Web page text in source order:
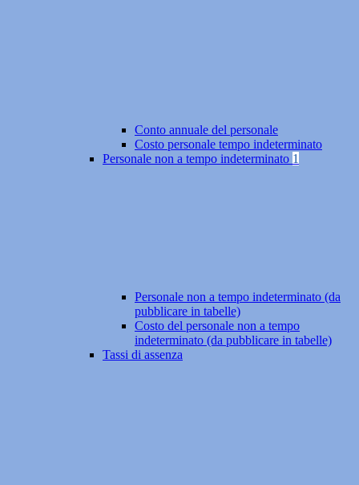
Conto annuale del personale
Costo personale tempo indeterminato
Personale non a tempo indeterminato 1
Personale non a tempo indeterminato (da
pubblicare in tabelle)
Costo del personale non a tempo
indeterminato (da pubblicare in tabelle)
Tassi di assenza